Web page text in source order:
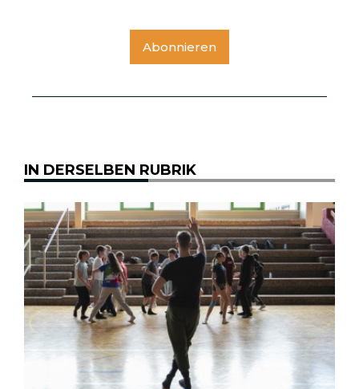
Abonnieren
IN DERSELBEN RUBRIK